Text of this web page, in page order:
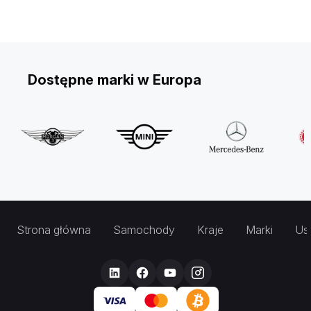
Dostępne marki w Europa
Strona główna Samochody Kraje Marki